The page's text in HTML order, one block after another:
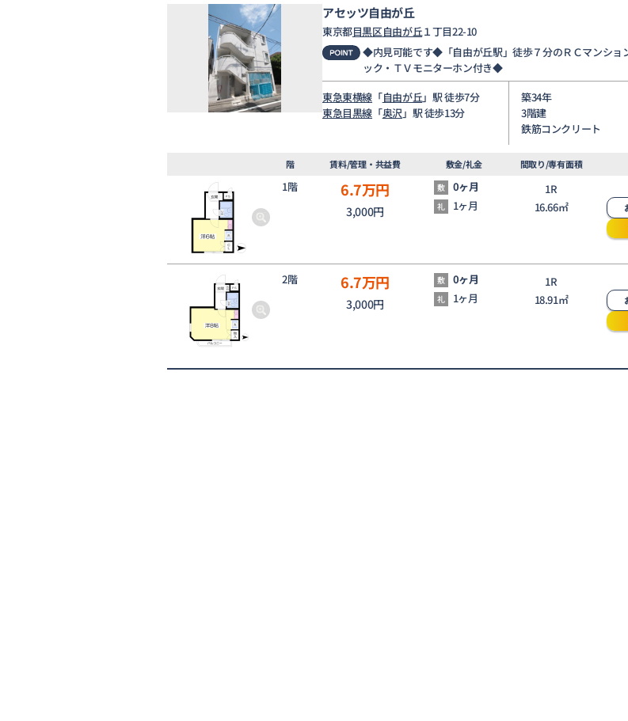
アセッツ自由が丘
東京都目黒区自由が丘１丁目22-10
◆内見可能です◆「自由が丘駅」徒歩７分のＲＣマンショ
ック・ＴＶモニターホン付き◆
東急東横線 「自由が丘」駅 徒歩7分
東急目黒線 「奥沢 」駅 徒歩13分
築34年
3階建
鉄筋コンクリート
階 賃料/管理・共益費 敷金/礼金 間取り/専有面積
1階 6.7万円
3,000円
敷 0ヶ月
礼 1ヶ月
1R
16.66㎡
2階 6.7万円
3,000円
敷 0ヶ月
礼 1ヶ月
1R
18.91㎡